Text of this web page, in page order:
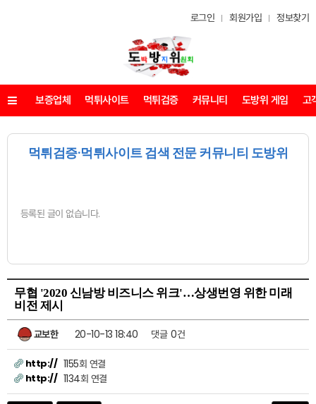
로그인 회원가입 정보찾기
메뉴 보증업체 먹튀사이트 먹튀검증 커뮤니티 도방위 게임 고
먹튀검증·먹튀사이트 검색 전문 커뮤니티 도방위
등록된 글이 없습니다.
무협 '2020 신남방 비즈니스 위크'…상생번영 위한 미래
비전 제시
교보한 20-10-13 18:40 댓글 0건
http:// 1155회 연결
http:// 1134회 연결